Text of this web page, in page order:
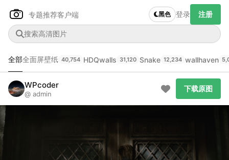
专题推荐客户端 黑色 登录 注册
全部全面屏壁纸 40,754 HDQwalls 31,120 Snake 12,234 wallhaven
WPcoder
@ admin
下载原图
下载原图